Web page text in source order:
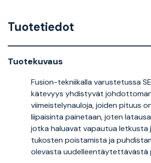
Tuotetiedot
Tuotekuvaus
Fusion-tekniikalla varustetussa
kätevyys yhdistyvät
viimeistelynauloja, joiden pituus
liipaisinta painetaan, joten
jotka haluavat vapautua letkusta
tukosten poistamista ja
olevasta uudelleentäytettävästä